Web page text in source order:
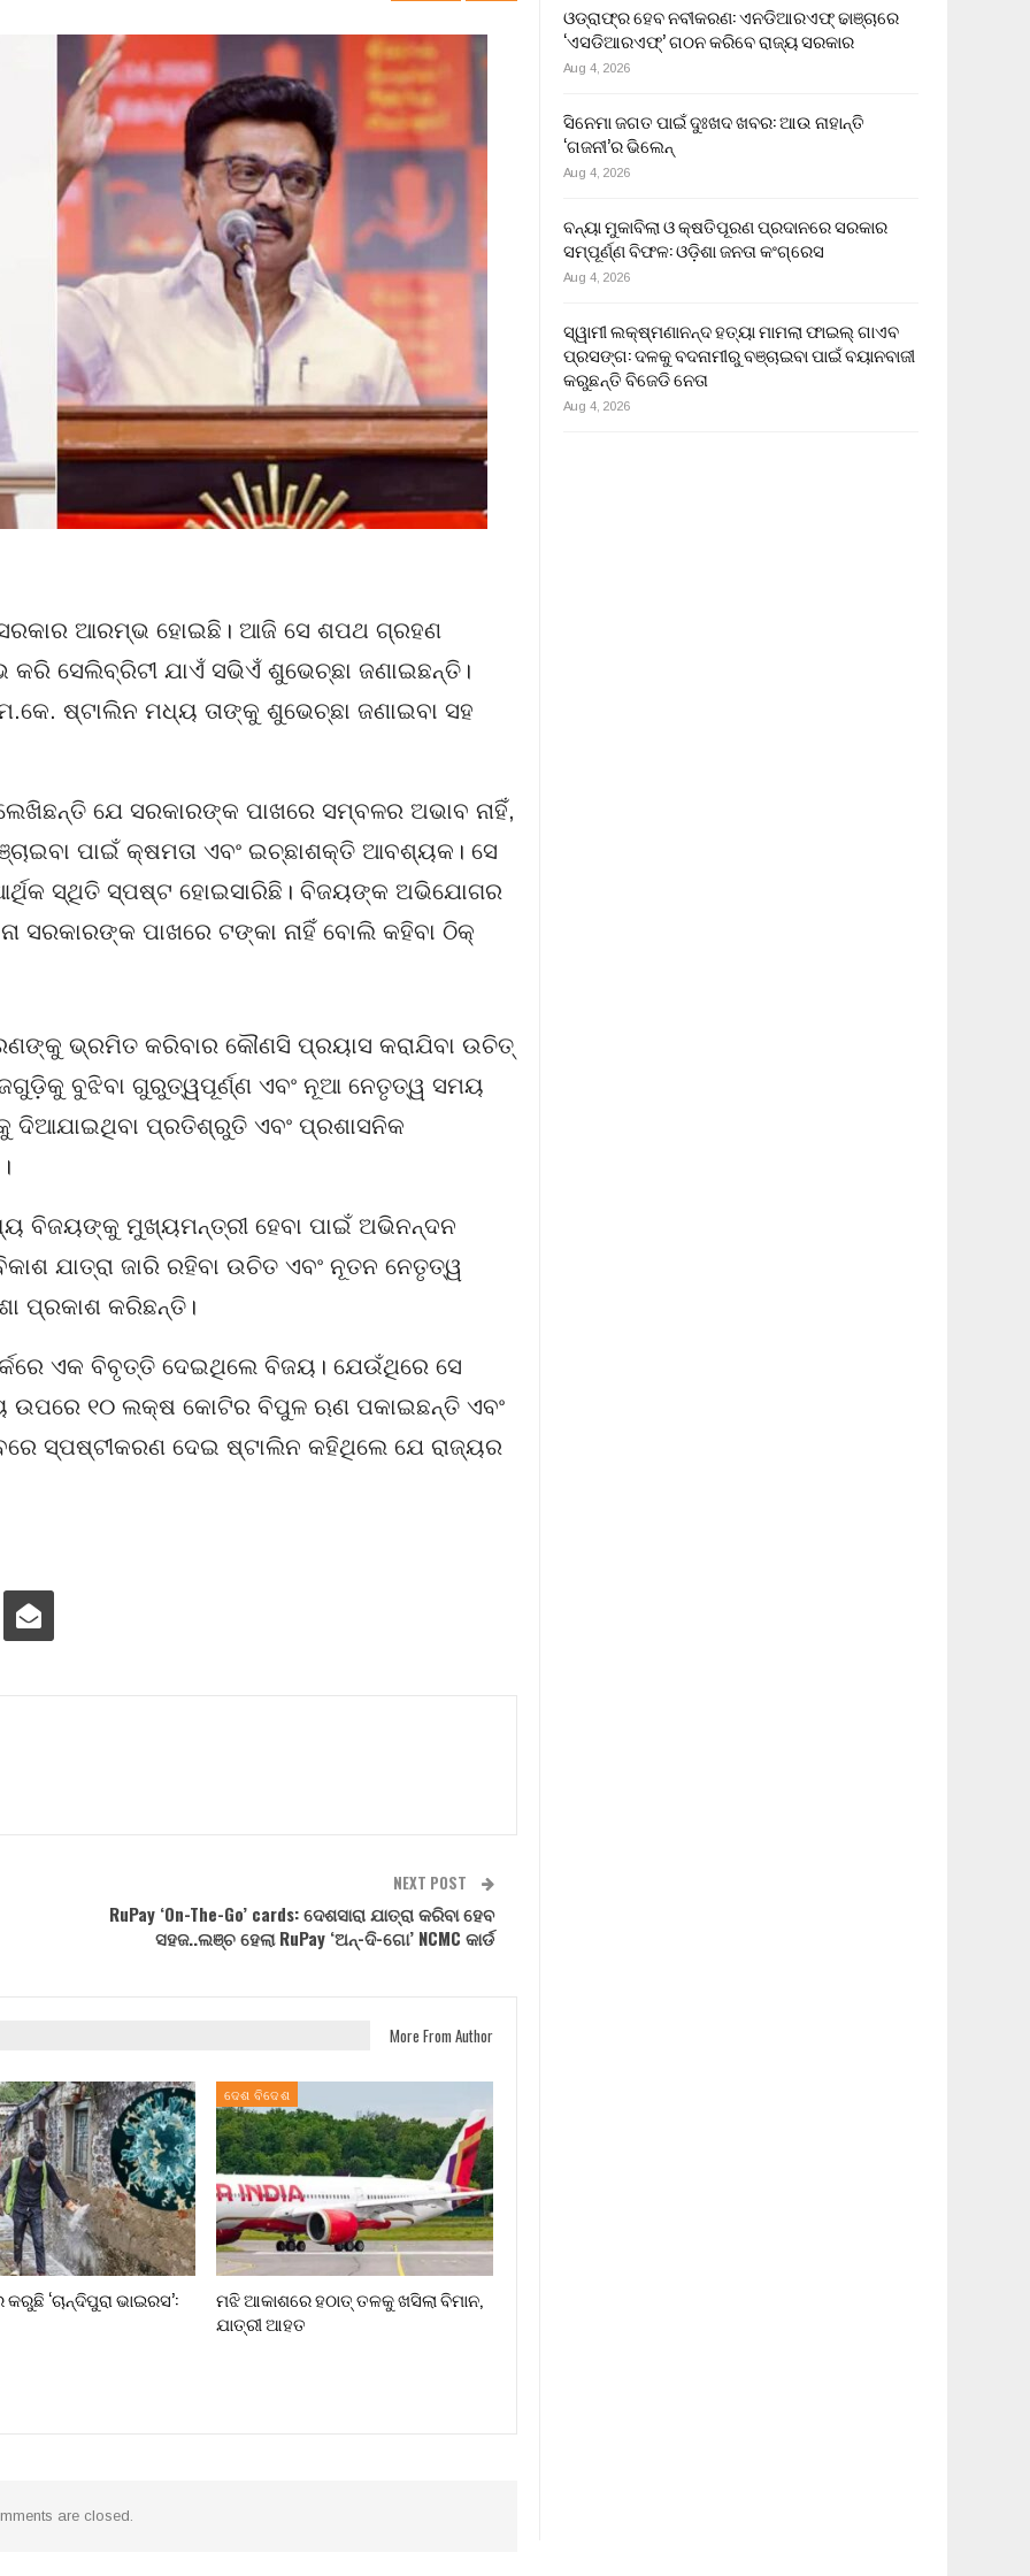
ସରକାର ଆରମ୍ଭ ହୋଇଛି। ଆଜି ସେ ଶପଥ ଗ୍ରହଣ
କରି ସେଲିବ୍ରିଟୀ ଯାଏଁ ସଭିଏଁ ଶୁଭେଚ୍ଛା ଜଣାଇଛନ୍ତି।
ଷ୍ଟାଲିନ ମଧ୍ୟ ତାଙ୍କୁ ଶୁଭେଚ୍ଛା ଜଣାଇବା ସହ
ଯେ ସରକାରଙ୍କ ପାଖରେ ସମ୍ବଳର ଅଭାବ ନାହିଁ,
ପାଇଁ କ୍ଷମତା ଏବଂ ଇଚ୍ଛାଶକ୍ତି ଆବଶ୍ୟକ। ସେ
ସ୍ଥିତି ସ୍ପଷ୍ଟ ହୋଇସାରିଛି। ବିଜୟଙ୍କ ଅଭିଯୋଗର
ସରକାରଙ୍କ ପାଖରେ ଟଙ୍କା ନାହିଁ ବୋଲି କହିବା ଠିକ୍
ଭ୍ରମିତ କରିବାର କୌଣସି ପ୍ରୟାସ କରାଯିବା ଉଚିତ୍
ବୁଝିବା ଗୁରୁତ୍ୱପୂର୍ଣ୍ଣ ଏବଂ ନୂଆ ନେତୃତ୍ୱ ସମୟ
ଦିଆଯାଇଥିବା ପ୍ରତିଶ୍ରୁତି ଏବଂ ପ୍ରଶାସନିକ
ବିଜୟଙ୍କୁ ମୁଖ୍ୟମନ୍ତ୍ରୀ ହେବା ପାଇଁ ଅଭିନନ୍ଦନ
ଯାତ୍ରା ଜାରି ରହିବା ଉଚିତ ଏବଂ ନୂତନ ନେତୃତ୍ୱ
ପ୍ରକାଶ କରିଛନ୍ତି।
ଏକ ବିବୃତ୍ତି ଦେଇଥିଲେ ବିଜୟ। ଯେଉଁଥିରେ ସେ
ଉପରେ ୧୦ ଲକ୍ଷ କୋଟିର ବିପୁଳ ଋଣ ପକାଇଛନ୍ତି ଏବଂ
ସ୍ପଷ୍ଟୀକରଣ ଦେଇ ଷ୍ଟାଲିନ କହିଥିଲେ ଯେ ରାଜ୍ୟର
NEXT POST
RuPay ‘On-The-Go’ cards: ଦେଶସାରା ଯାତ୍ରା କରିବା ହେବ
ସହଜ..ଲଞ୍ଚ ହେଲା RuPay ‘ଅନ୍-ଦି-ଗୋ’ NCMC କାର୍ଡ
More From Author
କରୁଛି ‘ଚାନ୍ଦିପୁରା ଭାଇରସ’:
ଦେଶ ବିଦେଶ
ମଝି ଆକାଶରେ ହଠାତ୍‌ ତଳକୁ ଖସିଲା ବିମାନ,
ଯାତ୍ରୀ ଆହତ
are closed.
ଓଡ୍ରାଫ୍‌ର ହେବ ନବୀକରଣ: ଏନଡିଆରଏଫ୍ ଢାଞ୍ଚାରେ
‘ଏସଡିଆରଏଫ୍’ ଗଠନ କରିବେ ରାଜ୍ୟ ସରକାର
Aug 4, 2026
ସିନେମା ଜଗତ ପାଇଁ ଦୁଃଖଦ ଖବର: ଆଉ ନାହାନ୍ତି
‘ଗଜନୀ’ର ଭିଲେନ୍
Aug 4, 2026
ବନ୍ୟା ମୁକାବିଲା ଓ କ୍ଷତିପୂରଣ ପ୍ରଦାନରେ ସରକାର
ସମ୍ପୂର୍ଣ୍ଣ ବିଫଳ: ଓଡ଼ିଶା ଜନତା କଂଗ୍ରେସ
Aug 4, 2026
ସ୍ୱାମୀ ଲକ୍ଷ୍ମଣାନନ୍ଦ ହତ୍ୟା ମାମଲା ଫାଇଲ୍ ଗାଏବ
ପ୍ରସଙ୍ଗ: ଦଳକୁ ବଦନାମୀରୁ ବଞ୍ଚାଇବା ପାଇଁ ବୟାନବାଜୀ
କରୁଛନ୍ତି ବିଜେଡି ନେତା
Aug 4, 2026